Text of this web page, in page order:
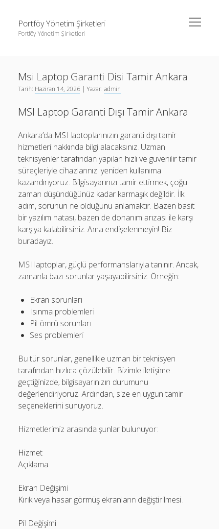
Portföy Yönetim Şirketleri
Portföy Yönetim Şirketleri
menüyü
aç
Sayfa Listesi
Youtube Beğeni Gönderme Hilesi
Sayfa Listesi
Youtube Beğeni Gönderme Hilesi
Msi Laptop Garanti Disi Tamir Ankara
Tarih: Haziran 14, 2026 | Yazar:admin
MSI Laptop Garanti Dışı Tamir Ankara
Ankara’da MSI laptoplarınızın garanti dışı tamir
hizmetleri hakkında bilgi alacaksınız. Uzman
teknisyenler tarafından yapılan hızlı ve güvenilir tamir
süreçleriyle cihazlarınızı yeniden kullanıma
kazandırıyoruz. Bilgisayarınızı tamir ettirmek, çoğu
zaman düşündüğünüz kadar karmaşık değildir. İlk
adım, sorunun ne olduğunu anlamaktır. Bazen basit
bir yazılım hatası, bazen de donanım arızası ile karşı
karşıya kalabilirsiniz. Ama endişelenmeyin! Biz
buradayız.
MSI laptoplar, güçlü performanslarıyla tanınır. Ancak,
zamanla bazı sorunlar yaşayabilirsiniz. Örneğin:
Ekran sorunları
Isınma problemleri
Pil ömrü sorunları
Ses problemleri
Bu tür sorunlar, genellikle uzman bir teknisyen
tarafından hızlıca çözülebilir. Bizimle iletişime
geçtiğinizde, bilgisayarınızın durumunu
değerlendiriyoruz. Ardından, size en uygun tamir
seçeneklerini sunuyoruz.
Hizmetlerimiz arasında şunlar bulunuyor:
Hizmet
Açıklama
Ekran Değişimi
Kırık veya hasar görmüş ekranların değiştirilmesi.
Pil Değişimi